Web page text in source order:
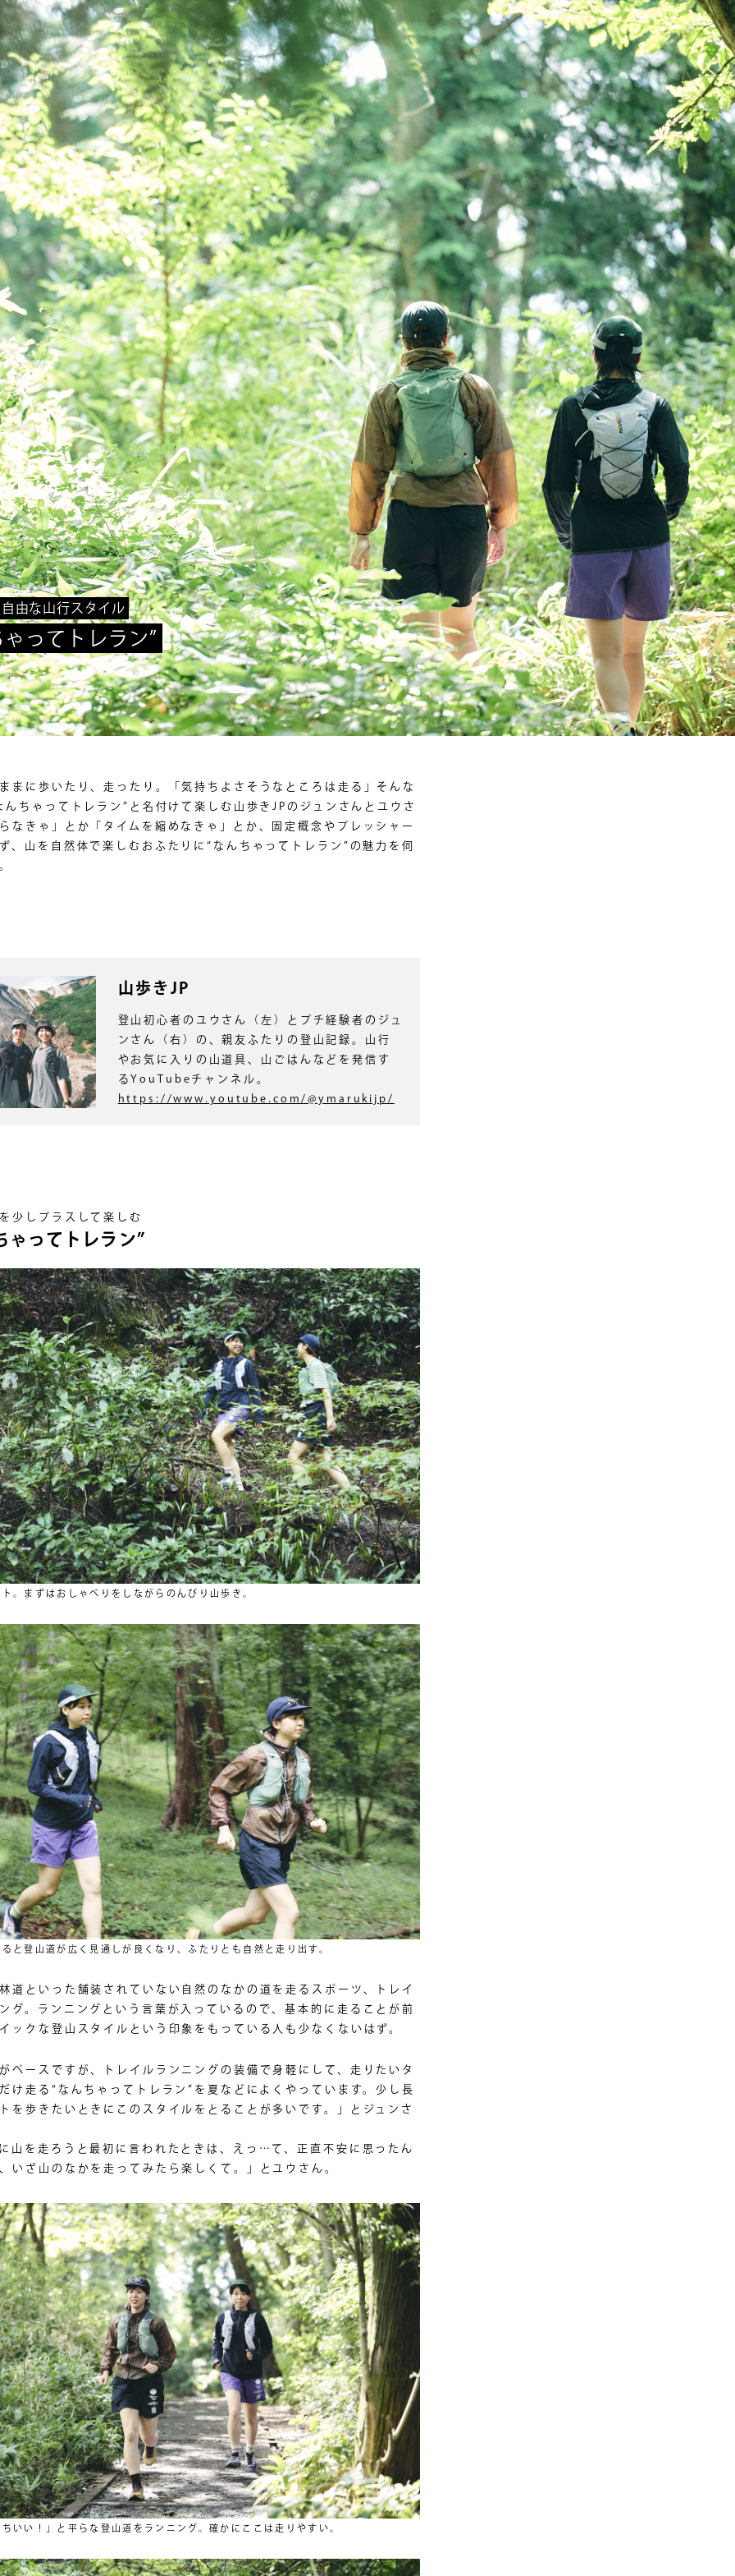
由な山行スタイル
ゃってトレラン”
まに歩いたり、走ったり。「気持ちよさそうなところは走る」そんな
んちゃってトレラン”と名付けて楽しむ山歩きJPのジュンさんとユウさ
なきゃ」とか「タイムを縮めなきゃ」とか、固定概念やプレッシャー
、山を自然体で楽しむおふたりに“なんちゃってトレラン”の魅力を伺
山歩きJP
登山初心者のユウさん（左）とプチ経験者のジュ
ンさん（右）の、親友ふたりの登山記録。山行
やお気に入りの山道具、山ごはんなどを発信す
るYouTubeチャンネル。
https://www.youtube.com/@ymarukijp/
少しプラスして楽しむ
ゃってトレラン”
。まずはおしゃべりをしながらのんびり山歩き。
と登山道が広く見通しが良くなり、ふたりとも自然と走り出す。
道といった舗装されていない自然のなかの道を走るスポーツ、トレイ
グ。ランニングという言葉が入っているので、基本的に走ることが前
ックな登山スタイルという印象をもっている人も少なくないはず。
ベースですが、トレイルランニングの装備で身軽にして、走りたいタ
け走る“なんちゃってトレラン”を夏などによくやっています。少し長
を歩きたいときにこのスタイルをとることが多いです。」とジュンさ
山を走ろうと最初に言われたときは、えっ…て、正直不安に思ったん
いざ山のなかを走ってみたら楽しくて。」とユウさん。
いい！」と平らな登山道をランニング。確かにここは走りやすい。